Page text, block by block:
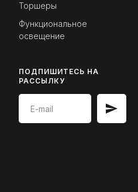
Торшеры
Функциональное
освещение
ПОДПИШИТЕСЬ НА
РАССЫЛКУ